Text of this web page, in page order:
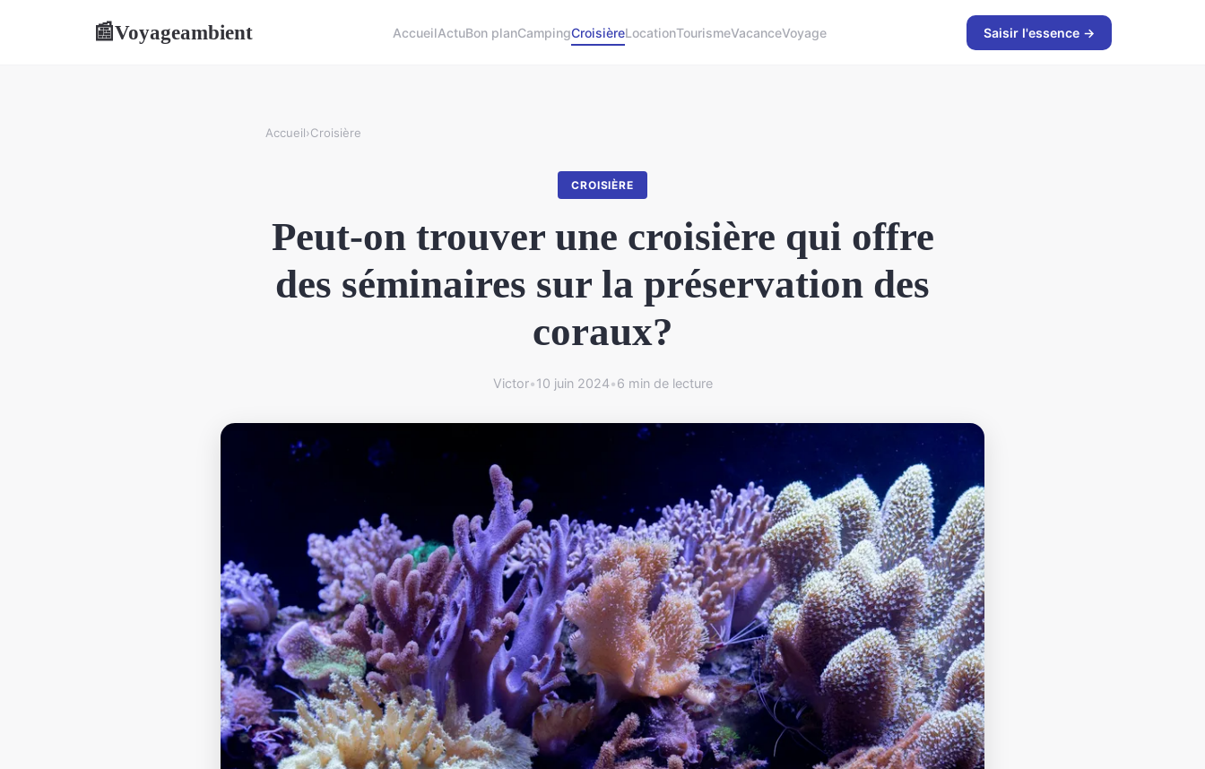
📰Voyageambient AccueilActuBon planCampingCroisièreLocationTourismeVacanceVoyage Saisir l'essence →
Accueil›Croisière
CROISIÈRE
Peut-on trouver une croisière qui offre
des séminaires sur la préservation des
coraux?
Victor•10 juin 2024•6 min de lecture